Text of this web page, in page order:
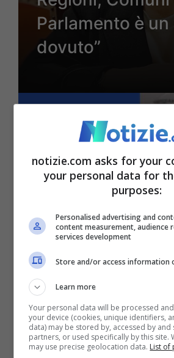
Parlamento è
dovuto”
3 Agosto 2023 - 14:10
Salario minimo,
(Lega) a
“Le opposizioni
propaganda, da
proposte
notizie.com asks for your
your personal data for
purposes:
Personalised advertising and
content measurement, audience
services development
Store and/or access information
Learn more
Your personal data will be processed
your device (cookies, unique identifiers,
data) may be stored by, accessed by and
partners, or used specifically by this site.
may use precise geolocation data. List of